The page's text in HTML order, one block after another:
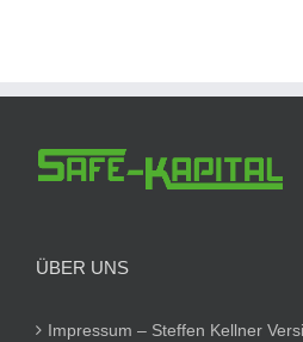
ÜBER UNS
Impressum – Steffen Kellner